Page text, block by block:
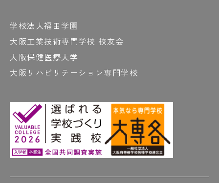
学校法人福田学園
大阪工業技術専門学校 校友会
大阪保健医療大学
大阪リハビリテーション専門学校